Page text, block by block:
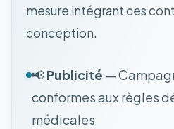
mesure intégrant ces
conception.
📢Publicité —
conformes aux règles
médicales